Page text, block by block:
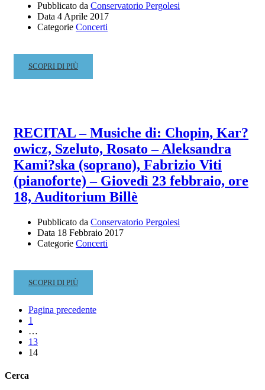
Pubblicato da Conservatorio Pergolesi
Data 4 Aprile 2017
Categorie Concerti
READ
MORE
RECITAL
PIANISTICO
RAFFAELE
DI
BERTO
MERCOLEDÌ
5
APRILE
ORE
AUDITORIUM
SCOPRI DI PIÙ
RECITAL – Musiche di: Chopin, Kar?
owicz, Szeluto, Rosato – Aleksandra
Kami?ska (soprano), Fabrizio Viti
(pianoforte) – Giovedì 23 febbraio, ore
18, Auditorium Billè
Pubblicato da Conservatorio Pergolesi
Data 18 Febbraio 2017
Categorie Concerti
READ
MORE
ABOUT
RECITAL
MUSICHE
DI:
KAR?
SCOPRI DI PIÙ
Pagina precedente
1
…
13
14
Cerca